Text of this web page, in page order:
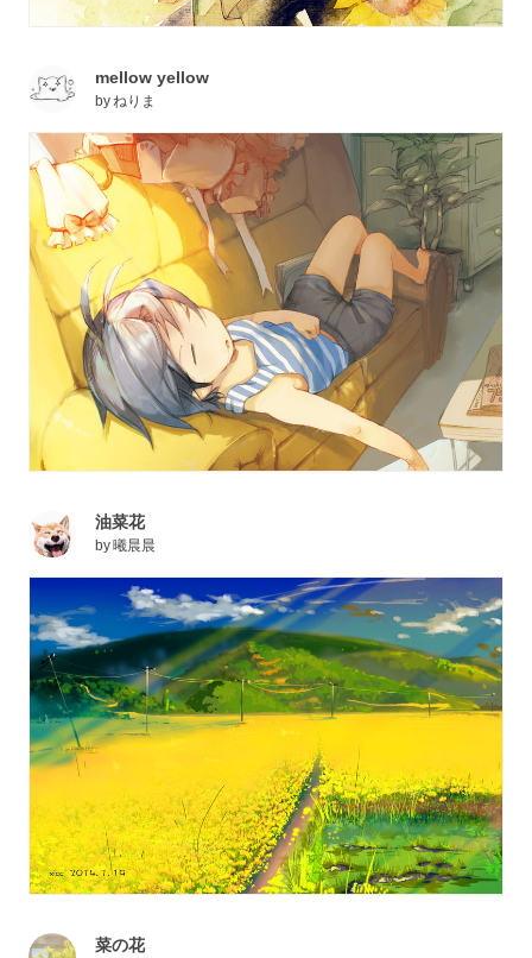
mellow yellow
byねりま
油菜花
by曦晨晨
菜の花